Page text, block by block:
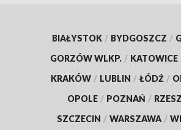
BIAŁYSTOK / BYDGOSZCZ /
GORZÓW WLKP. / KATOWICE
KRAKÓW / LUBLIN / ŁÓDŹ /
OPOLE / POZNAŃ /
SZCZECIN / WARSZAWA /